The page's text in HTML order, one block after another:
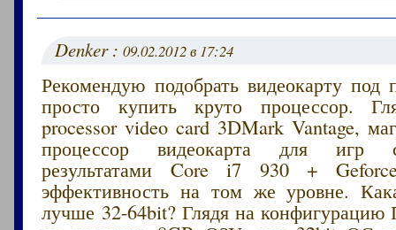
Denker :09.02.2012 в 17:24
Рекомендую подобрать видеокарту под
просто купить круто процессор.
processor video card 3DMark Vantage,
процессор видеокарта для игр
результатами Core i7 930 +
эффективность на том же уровне.
лучше 32-64bit? Глядя на